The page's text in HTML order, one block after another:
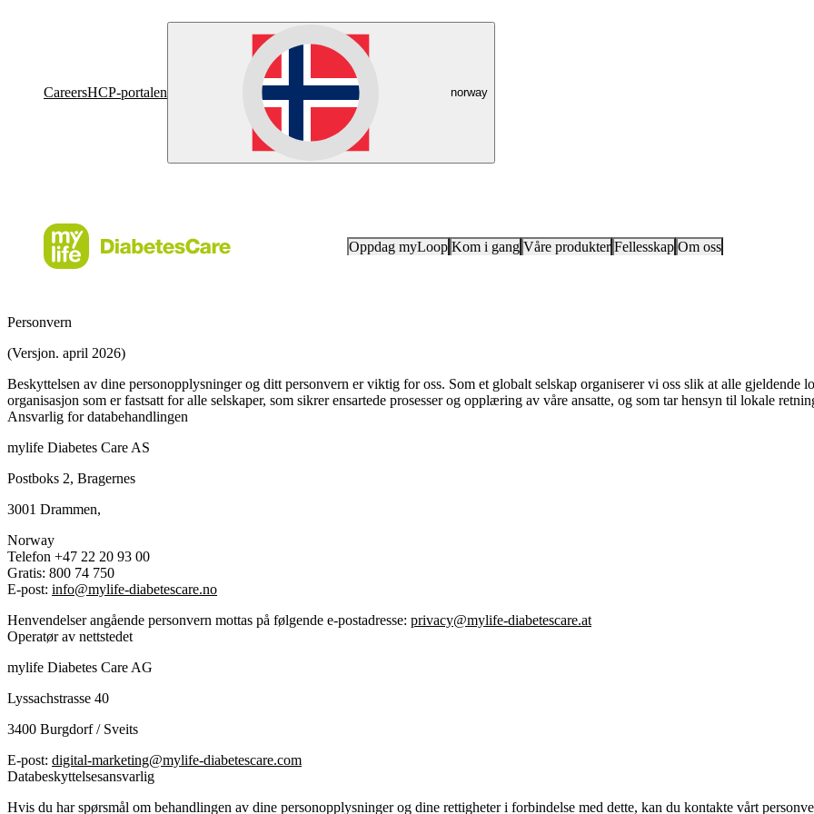
CareersHCP-portalen norway
Oppdag myLoop Kom i gang Våre produkter Fellesskap Om oss
Personvern
(Versjon. april 2026)
Beskyttelsen av dine personopplysninger og ditt personvern er viktig for oss. Som et globalt selskap organiserer vi oss slik at alle gjeldende
organisasjon som er fastsatt for alle selskaper, som sikrer ensartede prosesser og opplæring av våre ansatte, og som tar hensyn til lokale
Ansvarlig for databehandlingen
mylife Diabetes Care AS
Postboks 2, Bragernes
3001 Drammen,
Norway
Telefon +47 22 20 93 00
Gratis: 800 74 750
E-post: info@mylife-diabetescare.no
Henvendelser angående personvern mottas på følgende e-postadresse: privacy@mylife-diabetescare.at
Operatør av nettstedet
mylife Diabetes Care AG
Lyssachstrasse 40
3400 Burgdorf / Sveits
E-post: digital-marketing@mylife-diabetescare.com
Databeskyttelsesansvarlig
Hvis du har spørsmål om behandlingen av dine personopplysninger og dine rettigheter i forbindelse med dette, kan du kontakte vårt